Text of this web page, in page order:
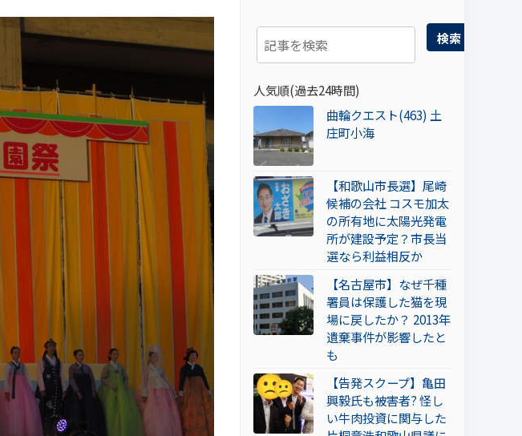
検索
人気順(過去24時間)
曲輪クエスト(463) 土
庄町小海
【和歌山市長選】尾崎
候補の会社 コスモ加太
の所有地に太陽光発電
所が建設予定？市長当
選なら利益相反か
【名古屋市】なぜ千種
署員は保護した猫を現
場に戻したか？ 2013年
遺棄事件が影響したと
も
【告発スクープ】亀田
興毅氏も被害者? 怪し
い牛肉投資に関与した